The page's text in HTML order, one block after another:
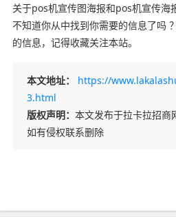
关于pos机宣传图海报和pos机宣传海
不知道你从中找到你需要的信息了吗
的信息，记得收藏关注本站。
本文地址：
https://
3.html
版权声明： 本文发布于拉卡拉招商
如有侵权联系删除